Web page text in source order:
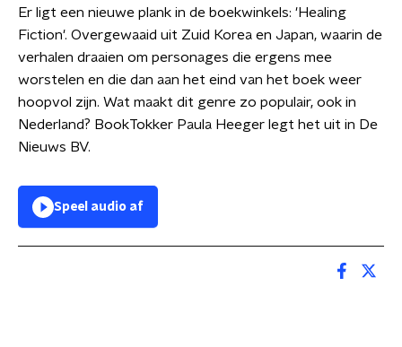
Er ligt een nieuwe plank in de boekwinkels: 'Healing
Fiction'. Overgewaaid uit Zuid Korea en Japan, waarin de
verhalen draaien om personages die ergens mee
worstelen en die dan aan het eind van het boek weer
hoopvol zijn. Wat maakt dit genre zo populair, ook in
Nederland? BookTokker Paula Heeger legt het uit in De
Nieuws BV.
Speel audio af